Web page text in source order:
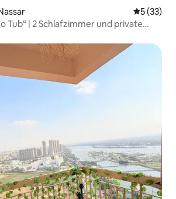
5 (33)
Tub“ | 2 Schlafzimmer und private